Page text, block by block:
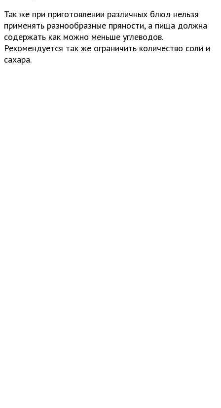
Так же при приготовлении различных блюд нельзя
применять разнообразные пряности, а пища должна
содержать как можно меньше углеводов.
Рекомендуется так же ограничить количество соли и
сахара.